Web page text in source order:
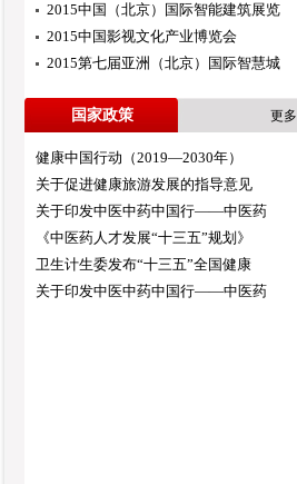
2015中国（北京）国际智能建筑展览
2015中国影视文化产业博览会
2015第七届亚洲（北京）国际智慧城
国家政策 更多
健康中国行动（2019—2030年）
关于促进健康旅游发展的指导意见
关于印发中医中药中国行——中医药
《中医药人才发展“十三五”规划》
卫生计生委发布“十三五”全国健康
关于印发中医中药中国行——中医药